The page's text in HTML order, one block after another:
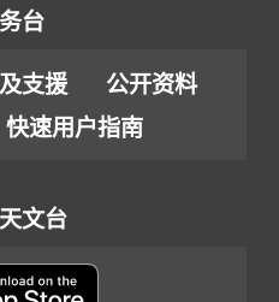
台
支援
公开资料
快速用户指南
文台